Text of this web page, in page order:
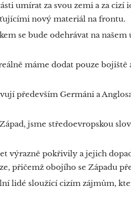
umírat za svou zemi a za cizí
nový materiál na frontu.
se bude odehrávat na
máme dodat pouze bojiště
především Germáni a
jsme středoevropskou
výrazně pokřivily a jejich
přičemž obojího se Západu
lidé sloužící cizím zájmům,